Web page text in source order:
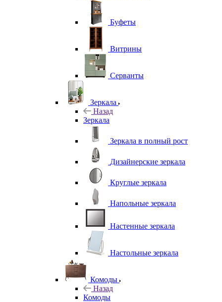
Буфеты
Витрины
Серванты
Зеркала
Назад
Зеркала
Зеркала в полный рост
Дизайнерские зеркала
Круглые зеркала
Напольные зеркала
Настенные зеркала
Настольные зеркала
Комоды
Назад
Комоды